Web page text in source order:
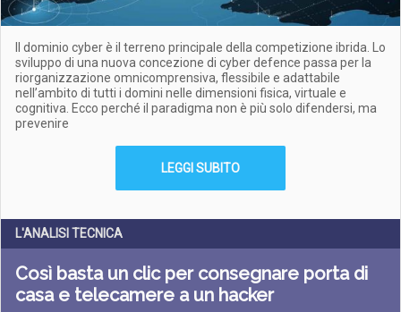
Il dominio cyber è il terreno principale della competizione ibrida. Lo
sviluppo di una nuova concezione di cyber defence passa per la
riorganizzazione omnicomprensiva, flessibile e adattabile
nell’ambito di tutti i domini nelle dimensioni fisica, virtuale e
cognitiva. Ecco perché il paradigma non è più solo difendersi, ma
prevenire
LEGGI SUBITO
L'ANALISI TECNICA
Così basta un clic per consegnare porta di
casa e telecamere a un hacker